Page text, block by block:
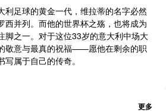
利足球的黄金一代，维拉蒂的名字必然
西并列。而他的世界杯之殇，也将成为
脚之一。对于这位33岁的意大利中场大
敬意与最真的祝福——愿他在剩余的职
属于自己的传奇。
更多